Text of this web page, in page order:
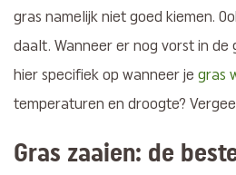
gras namelijk niet goed kiemen.
daalt. Wanneer er nog vorst in
hier specifiek op wanneer je gras
temperaturen en droogte?
Gras zaaien: de